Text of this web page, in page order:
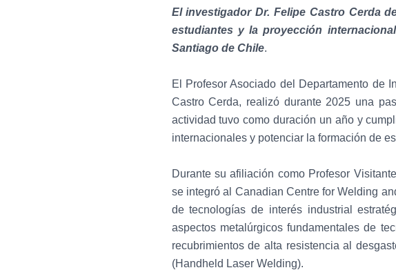
El investigador Dr. Felipe Castro Cerda
estudiantes y la proyección
Santiago de Chile.
El Profesor Asociado del Departamento de
Castro Cerda, realizó durante 2025 una
actividad tuvo como duración un año y
internacionales y potenciar la formación de
Durante su afiliación como Profesor
se integró al Canadian Centre for Welding
de tecnologías de interés industrial
aspectos metalúrgicos fundamentales de
recubrimientos de alta resistencia al
(Handheld Laser Welding).